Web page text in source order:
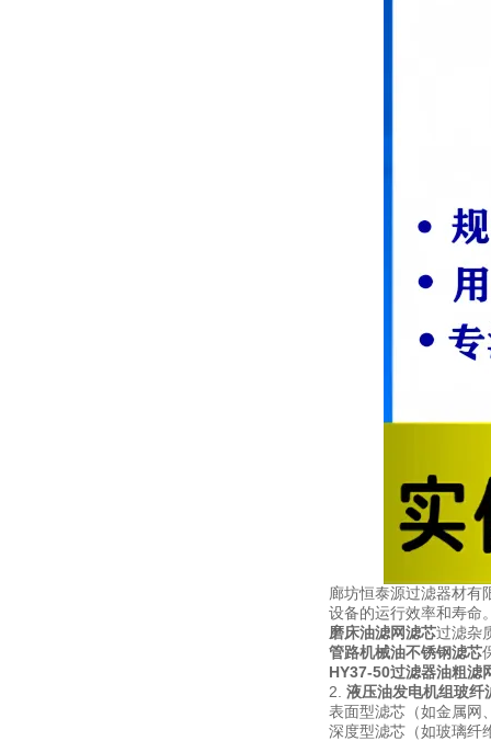
廊坊恒泰源过滤器材有
设备的运行效率和寿命
磨床油滤网滤芯过滤杂
管路机械油不锈钢滤芯
HY37-50过滤器油粗滤
2. 液压油发电机组玻纤
表面型滤芯（如金属网
深度型滤芯（如玻璃纤